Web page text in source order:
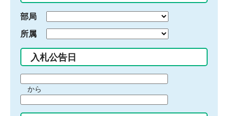
部局
所属
入札公告日
間
始
から
間